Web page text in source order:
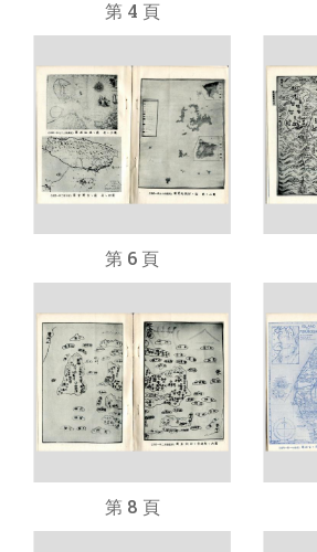
第 4 頁
第 6 頁
第 8 頁